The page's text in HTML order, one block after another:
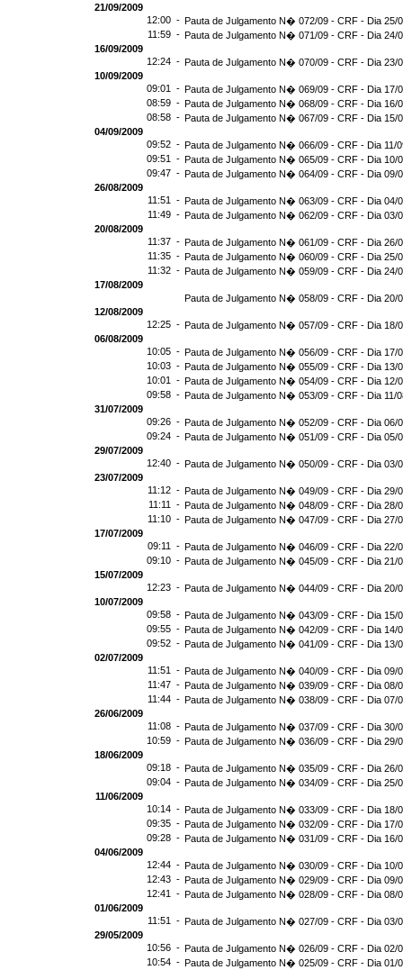
21/09/2009
12:00 - Pauta de Julgamento N� 072/09 - CRF - Dia 25/
11:59 - Pauta de Julgamento N� 071/09 - CRF - Dia 24/
16/09/2009
12:24 - Pauta de Julgamento N� 070/09 - CRF - Dia 23/
10/09/2009
09:01 - Pauta de Julgamento N� 069/09 - CRF - Dia 17/
08:59 - Pauta de Julgamento N� 068/09 - CRF - Dia 16/
08:58 - Pauta de Julgamento N� 067/09 - CRF - Dia 15/
04/09/2009
09:52 - Pauta de Julgamento N� 066/09 - CRF - Dia 11/
09:51 - Pauta de Julgamento N� 065/09 - CRF - Dia 10/
09:47 - Pauta de Julgamento N� 064/09 - CRF - Dia 09/
26/08/2009
11:51 - Pauta de Julgamento N� 063/09 - CRF - Dia 04/
11:49 - Pauta de Julgamento N� 062/09 - CRF - Dia 03/
20/08/2009
11:37 - Pauta de Julgamento N� 061/09 - CRF - Dia 26/
11:35 - Pauta de Julgamento N� 060/09 - CRF - Dia 25/
11:32 - Pauta de Julgamento N� 059/09 - CRF - Dia 24/
17/08/2009
Pauta de Julgamento N� 058/09 - CRF - Dia 20/
12/08/2009
12:25 - Pauta de Julgamento N� 057/09 - CRF - Dia 18/
06/08/2009
10:05 - Pauta de Julgamento N� 056/09 - CRF - Dia 17/
10:03 - Pauta de Julgamento N� 055/09 - CRF - Dia 13/
10:01 - Pauta de Julgamento N� 054/09 - CRF - Dia 12/
09:58 - Pauta de Julgamento N� 053/09 - CRF - Dia 11/
31/07/2009
09:26 - Pauta de Julgamento N� 052/09 - CRF - Dia 06/
09:24 - Pauta de Julgamento N� 051/09 - CRF - Dia 05/
29/07/2009
12:40 - Pauta de Julgamento N� 050/09 - CRF - Dia 03/
23/07/2009
11:12 - Pauta de Julgamento N� 049/09 - CRF - Dia 29/
11:11 - Pauta de Julgamento N� 048/09 - CRF - Dia 28/
11:10 - Pauta de Julgamento N� 047/09 - CRF - Dia 27/
17/07/2009
09:11 - Pauta de Julgamento N� 046/09 - CRF - Dia 22/
09:10 - Pauta de Julgamento N� 045/09 - CRF - Dia 21/
15/07/2009
12:23 - Pauta de Julgamento N� 044/09 - CRF - Dia 20/
10/07/2009
09:58 - Pauta de Julgamento N� 043/09 - CRF - Dia 15/
09:55 - Pauta de Julgamento N� 042/09 - CRF - Dia 14/
09:52 - Pauta de Julgamento N� 041/09 - CRF - Dia 13/
02/07/2009
11:51 - Pauta de Julgamento N� 040/09 - CRF - Dia 09/
11:47 - Pauta de Julgamento N� 039/09 - CRF - Dia 08/
11:44 - Pauta de Julgamento N� 038/09 - CRF - Dia 07/
26/06/2009
11:08 - Pauta de Julgamento N� 037/09 - CRF - Dia 30/
10:59 - Pauta de Julgamento N� 036/09 - CRF - Dia 29/
18/06/2009
09:18 - Pauta de Julgamento N� 035/09 - CRF - Dia 26/
09:04 - Pauta de Julgamento N� 034/09 - CRF - Dia 25/
11/06/2009
10:14 - Pauta de Julgamento N� 033/09 - CRF - Dia 18/
09:35 - Pauta de Julgamento N� 032/09 - CRF - Dia 17/
09:28 - Pauta de Julgamento N� 031/09 - CRF - Dia 16/
04/06/2009
12:44 - Pauta de Julgamento N� 030/09 - CRF - Dia 10/
12:43 - Pauta de Julgamento N� 029/09 - CRF - Dia 09/
12:41 - Pauta de Julgamento N� 028/09 - CRF - Dia 08/
01/06/2009
11:51 - Pauta de Julgamento N� 027/09 - CRF - Dia 03/
29/05/2009
10:56 - Pauta de Julgamento N� 026/09 - CRF - Dia 02/
10:54 - Pauta de Julgamento N� 025/09 - CRF - Dia 01/